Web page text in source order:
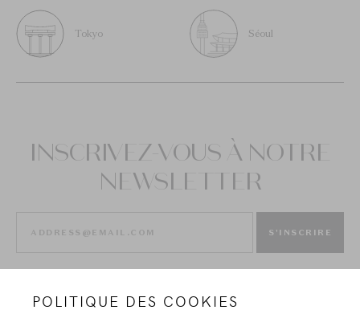
Tokyo Séoul
INSCRIVEZ-VOUS À NOTRE
NEWSLETTER
S'INSCRIRE
POLITIQUE DES COOKIES